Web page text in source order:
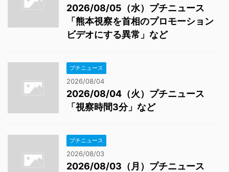
2026/08/05（水）プチニュース
「熊本視察を首相のプロモーション
ビデオにする異常」など
プチニュース
2026/08/04
2026/08/04（火）プチニュース
「視察時間3分」など
プチニュース
2026/08/03
2026/08/03（月）プチニュース